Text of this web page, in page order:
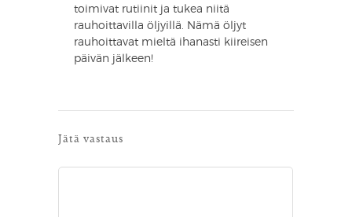
toimivat rutiinit ja tukea niitä
rauhoittavilla öljyillä. Nämä öljyt
rauhoittavat mieltä ihanasti kiireisen
päivän jälkeen!
Jätä vastaus